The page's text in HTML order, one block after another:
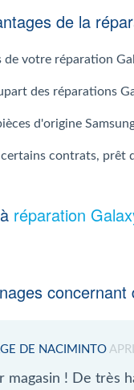
de la
de votre réparation
des réparations
d'origine
certains contrats, prêt
réparation
DE NACIMINTO
magasin ! De très